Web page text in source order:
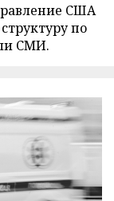
США
по
СМИ.